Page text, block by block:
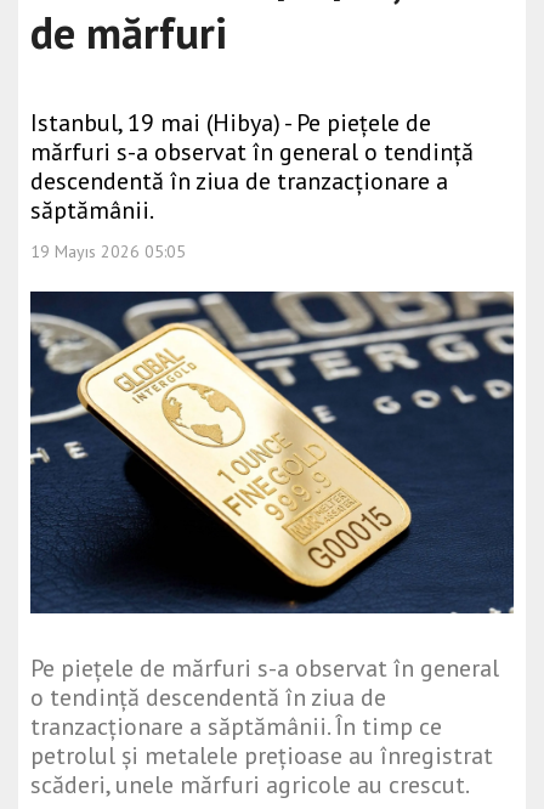
de mărfuri
Istanbul, 19 mai (Hibya) - Pe piețele de
mărfuri s-a observat în general o tendință
descendentă în ziua de tranzacționare a
săptămânii.
19 Mayıs 2026 05:05
Pe piețele de mărfuri s-a observat în general
o tendință descendentă în ziua de
tranzacționare a săptămânii. În timp ce
petrolul și metalele prețioase au înregistrat
scăderi, unele mărfuri agricole au crescut.